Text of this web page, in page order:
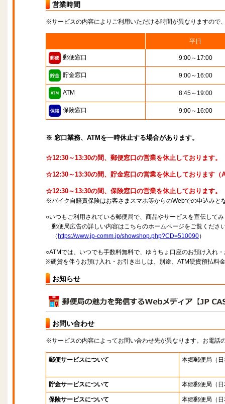
営業時間
※サービスの内容によりご利用いただける時間が異なりますので
平日
郵便窓口 9:00～17:00
貯金窓口 9:00～16:00
ATM 8:45～19:00
保険窓口 9:00～16:00
※ 窓口業務、ATMを一時休止する場合があります。
☆12:30～13:30の間、郵便窓口の営業を休止しております。
☆12:30～13:30の間、貯金窓口の営業を休止しております（
☆12:30～13:30の間、保険窓口の営業を休止しております。
※バイク自賠責保険はお客さまスマホ等からのWebでの申込みと
○いつもご利用されている郵便局で、商品やサービスを宣伝して
郵便局広告の詳しい内容はこちらのホームページをご覧くださ
（ https://www.jp-comm.jp/showshop.php?CD=510090）
○ATMでは、いつでも手数料無料で、ゆうちょ口座のお預け入れ
※硬貨を伴うお預け入れ・お引き出しは、別途、ATM硬貨預払料
お知らせ
お問い合わせ
※サービスの内容によってお問い合わせ先が異なります。お電話
郵便サービスについて 本郷郵便局 （
貯金サービスについて 本郷郵便局 （
保険サービスについて 本郷郵便局 （